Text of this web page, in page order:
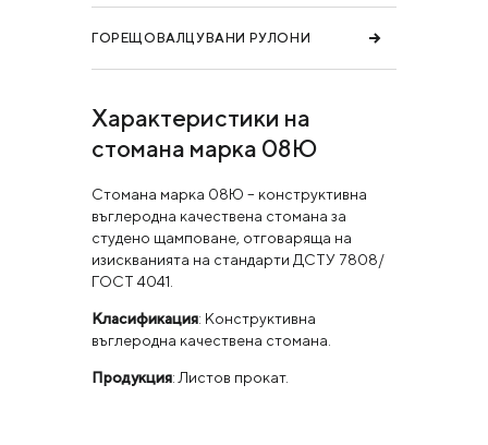
ГОРЕЩОВАЛЦУВАНИ РУЛОНИ
Характеристики на
стомана марка 08Ю
Стомана марка 08Ю – конструктивна
въглеродна качествена стомана за
студено щамповане, отговаряща на
изискванията на стандарти ДСТУ 7808/
ГОСТ 4041.
Класификация: Конструктивна
въглеродна качествена стомана.
Продукция: Листов прокат.